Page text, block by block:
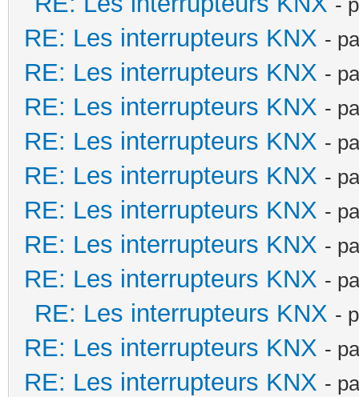
RE: Les interrupteurs KNX -
RE: Les interrupteurs KNX -
RE: Les interrupteurs KNX -
RE: Les interrupteurs KNX -
RE: Les interrupteurs KNX -
RE: Les interrupteurs KNX -
RE: Les interrupteurs KNX -
RE: Les interrupteurs KNX -
RE: Les interrupteurs KNX -
RE: Les interrupteurs KNX -
RE: Les interrupteurs KNX -